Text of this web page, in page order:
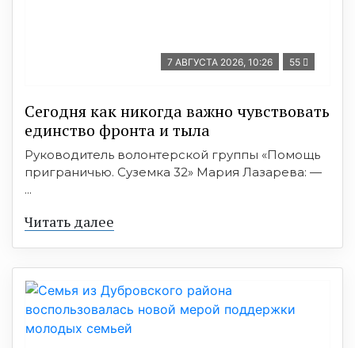
7 АВГУСТА 2026, 10:26 55
Сегодня как никогда важно чувствовать
единство фронта и тыла
Руководитель волонтерской группы «Помощь
приграничью. Суземка 32» Мария Лазарева: —
...
Читать далее